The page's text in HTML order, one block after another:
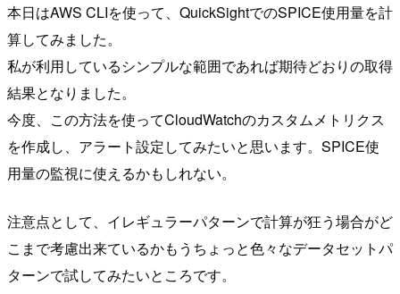
本日はAWS CLIを使って、QuickSightでのSPICE使用量を計
算してみました。
私が利用しているシンプルな範囲であれば期待どおりの取得
結果となりました。
今度、この方法を使ってCloudWatchのカスタムメトリクス
を作成し、アラート設定してみたいと思います。SPICE使
用量の監視に使えるかもしれない。
注意点として、イレギュラーパターンで計算が狂う場合がど
こまで考慮出来ているかもうちょっと色々なデータセットパ
ターンで試してみたいところです。